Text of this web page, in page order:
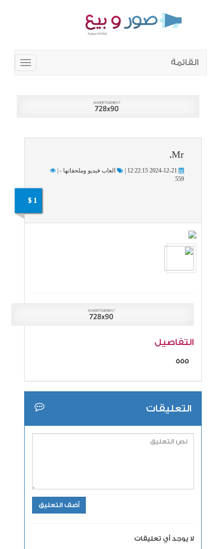
Toggle
navigation
القائمة
العاب فيديو وملحقاتها - |
التفاصيل
التعليقات
لا يوجد أي تعليقات